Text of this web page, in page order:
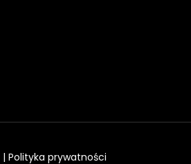
|Polityka prywatności